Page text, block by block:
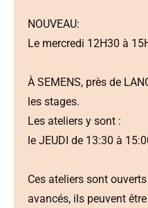
NOUVEAU:
Le mercredi 12H30 à
À SEMENS, près de
les stages.
Les ateliers y sont :
le JEUDI de 13:30 à
Ces ateliers sont
avancés, ils peuvent